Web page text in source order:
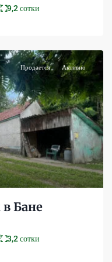
9,2 сотки
Продается Активно
в Бане
3,2 сотки